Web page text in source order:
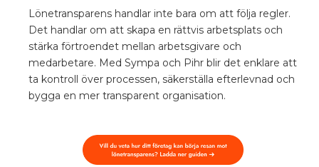
Lönetransparens handlar inte bara om att följa regler.
Det handlar om att skapa en rättvis arbetsplats och
stärka förtroendet mellan arbetsgivare och
medarbetare. Med Sympa och Pihr blir det enklare att
ta kontroll över processen, säkerställa efterlevnad och
bygga en mer transparent organisation.